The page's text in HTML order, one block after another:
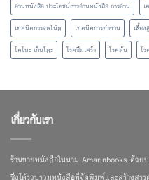
อ่านหนังสือ ประโยชน์การอ่านหนังสือ การอ่าน
เทคนิคการจดโน้ต
เทคนิคการทำงาน เลี้ยง
โคโนะ เก็นโตะ
โรคซึมเศร้า โรคตับ โร
เกี่ยวกับเรา
ร้านขายหนังสือในนาม Amarinbooks ด้วย
ซึ่งได้รวบรวมหนังสือที่จัดพิมพ์และสร้างสร